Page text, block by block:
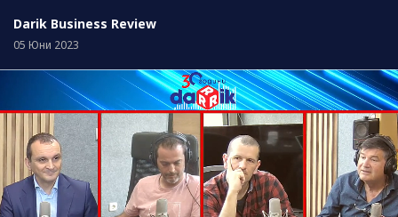
Darik Business Review
05 Юни 2023